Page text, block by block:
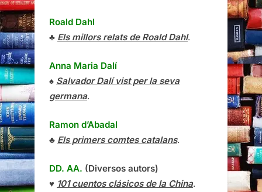
Roald Dahl
♣ Els millors relats de Roald Dahl.
Anna Maria Dalí
♠ Salvador Dalí vist per la seva
germana.
Ramon d’Abadal
♣ Els primers comtes catalans.
DD. AA. (Diversos autors)
♥ 101 cuentos clásicos de la China.